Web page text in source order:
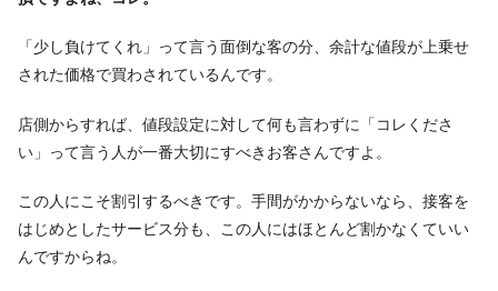
「少し負けてくれ」って言う面倒な客の分、余計な値段が上乗せ
された価格で買わされているんです。
店側からすれば、値段設定に対して何も言わずに「コレくださ
い」って言う人が一番大切にすべきお客さんですよ。
この人にこそ割引するべきです。手間がかからないなら、接客を
はじめとしたサービス分も、この人にはほとんど割かなくていい
んですからね。